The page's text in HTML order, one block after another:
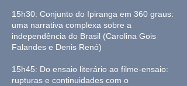
15h30: Conjunto do Ipiranga em 360 graus:
uma narrativa complexa sobre a
independência do Brasil (Carolina Gois
Falandes e Denis Renó)
15h45: Do ensaio literário ao filme-ensaio:
rupturas e continuidades com o